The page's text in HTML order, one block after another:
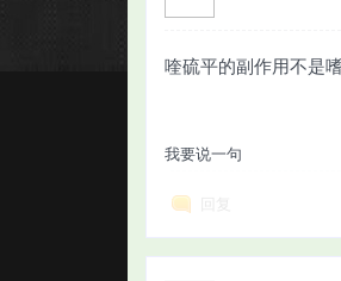
喹硫平的副作用不是
我要说一句